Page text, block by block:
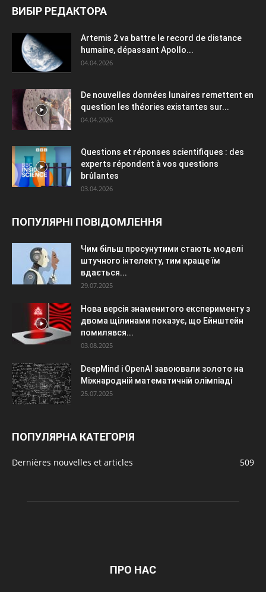
ВИБІР РЕДАКТОРА
Artemis 2 va battre le record de distance
humaine, dépassant Apollo...
04.04.2026
De nouvelles données lunaires remettent en
question les théories existantes sur...
04.04.2026
Questions et réponses scientifiques : des
experts répondent à vos questions
brûlantes
03.04.2026
ПОПУЛЯРНІ ПОВІДОМЛЕННЯ
Чим більш просунутими стають моделі
штучного інтелекту, тим краще їм
вдається...
29.07.2025
Нова версія знаменитого експерименту з
двома щілинами показує, що Ейнштейн
помилявся...
03.08.2025
DeepMind і OpenAI завоювали золото на
Міжнародній математичній олімпіаді
25.07.2025
ПОПУЛЯРНА КАТЕГОРІЯ
Dernières nouvelles et articles 509
ПРО НАС